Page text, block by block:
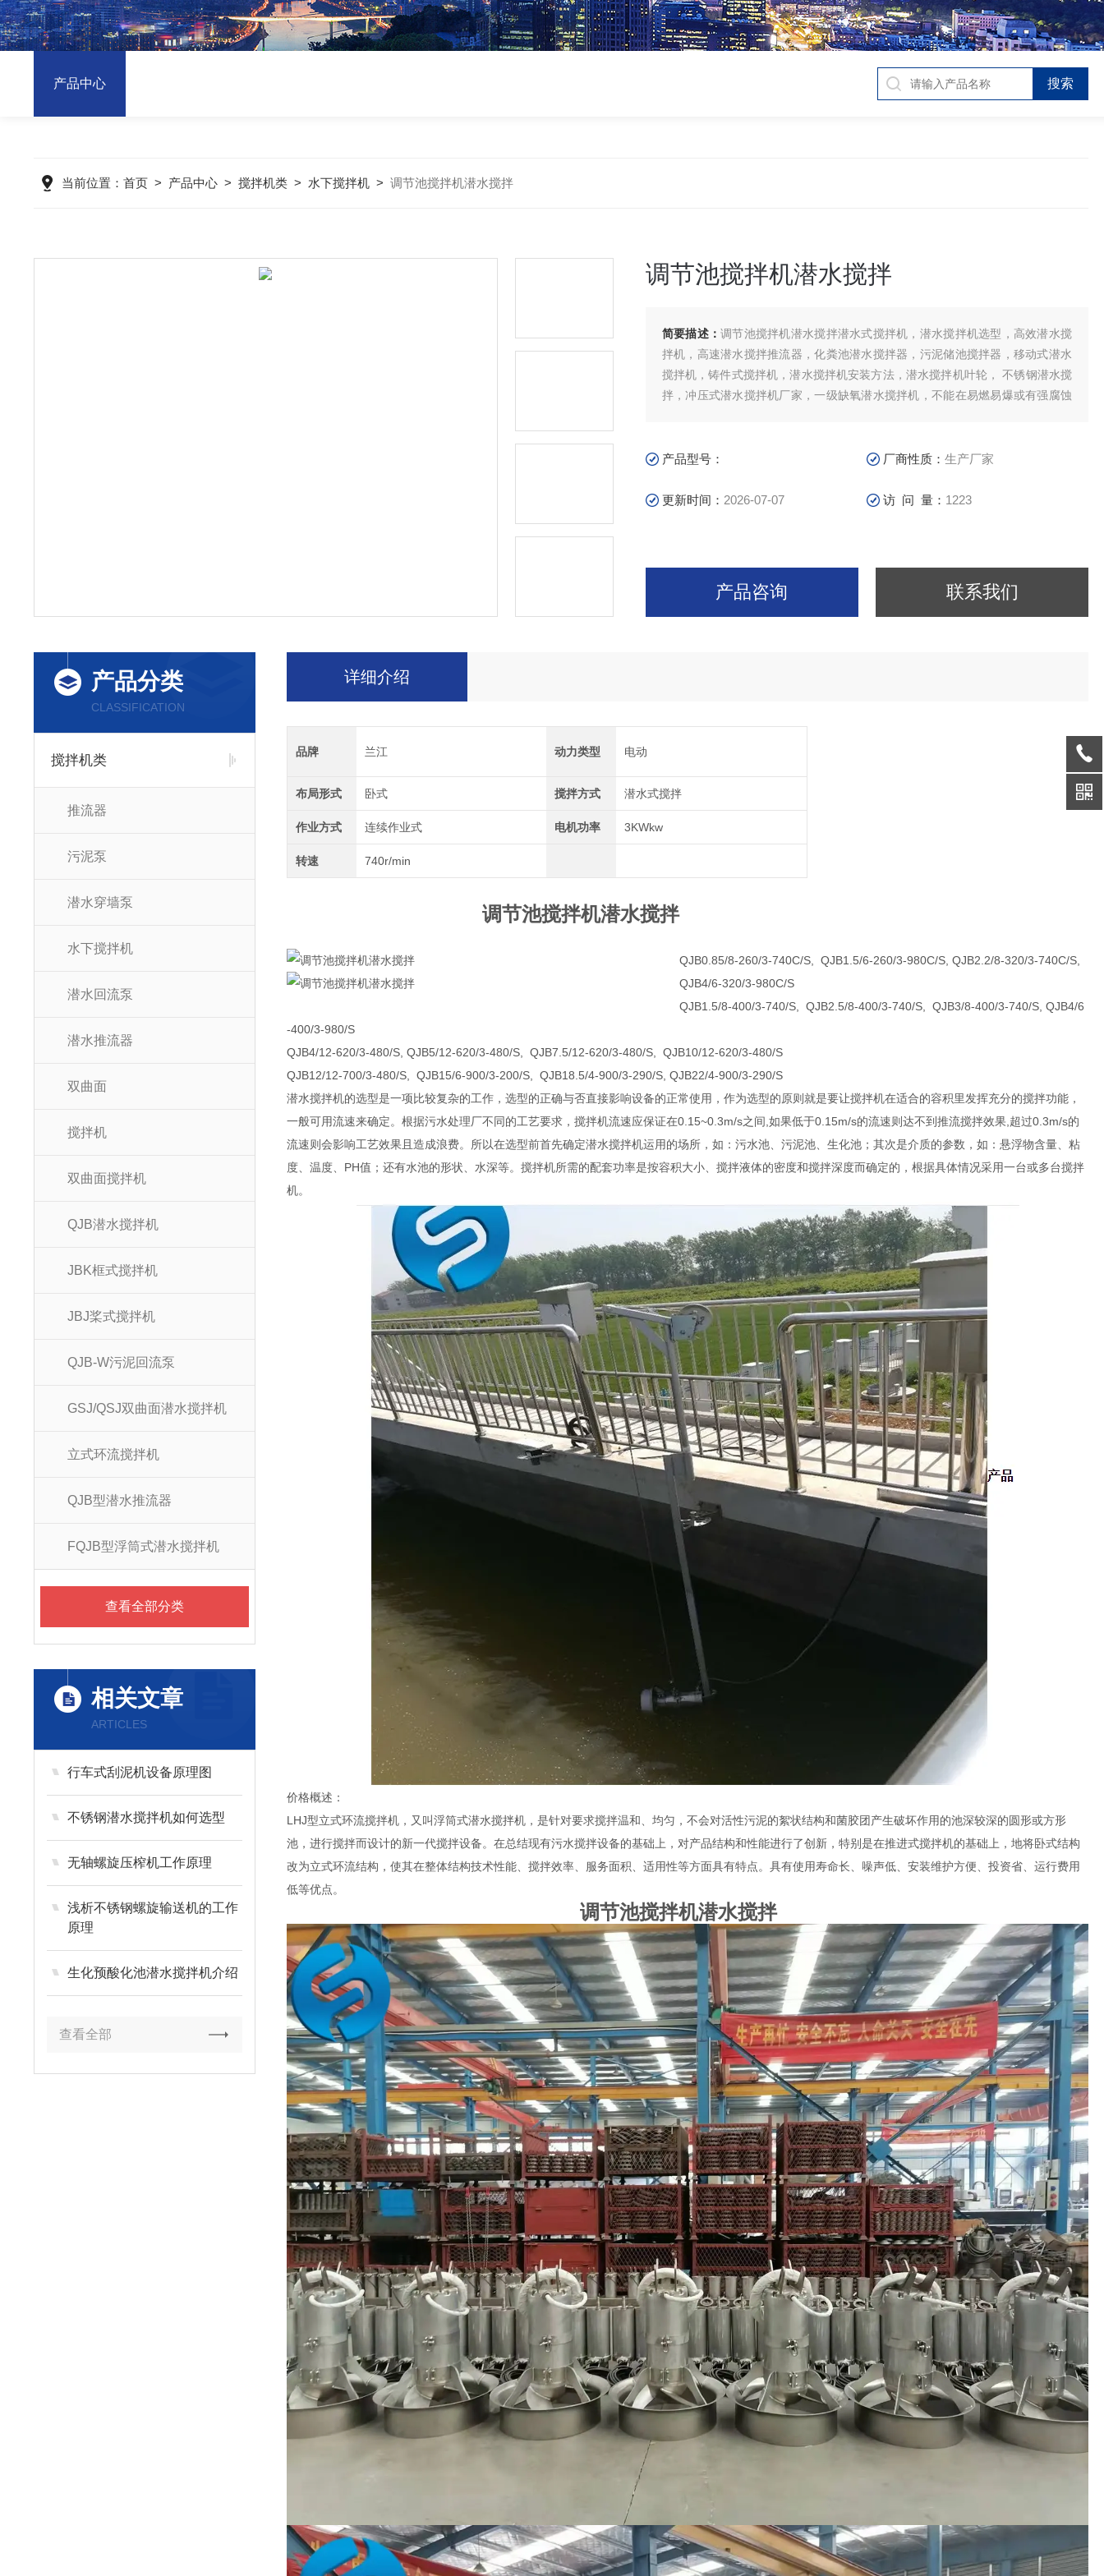
产品中心
当前位置： 首页> 产品中心> 搅拌机类> 水下搅拌机> 调节池搅拌机潜水搅拌
调节池搅拌机潜水搅拌
简要描述：调节池搅拌机潜水搅拌潜水式搅拌机，潜水搅拌机选型，高效潜水搅
拌机，高速潜水搅拌推流器，化粪池潜水搅拌器，污泥储池搅拌器，移动式潜水
搅拌机，铸件式搅拌机，潜水搅拌机安装方法，潜水搅拌机叶轮， 不锈钢潜水搅
拌，冲压式潜水搅拌机厂家，一级缺氧潜水搅拌机，不能在易燃易爆或有强腐蚀
产品型号： 厂商性质：生产厂家
更新时间： 2026-07-07 访 问 量： 1223
产品咨询 联系我们
产品分类
CLASSIFICATION
搅拌机类
推流器
污泥泵
潜水穿墙泵
水下搅拌机
潜水回流泵
潜水推流器
双曲面
搅拌机
双曲面搅拌机
QJB潜水搅拌机
JBK框式搅拌机
JBJ桨式搅拌机
QJB-W污泥回流泵
GSJ/QSJ双曲面潜水搅拌机
立式环流搅拌机
QJB型潜水推流器
FQJB型浮筒式潜水搅拌机
查看全部分类
相关文章
ARTICLES
行车式刮泥机设备原理图
不锈钢潜水搅拌机如何选型
无轴螺旋压榨机工作原理
浅析不锈钢螺旋输送机的工作
原理
生化预酸化池潜水搅拌机介绍
查看全部
详细介绍
品牌 兰江 动力类型 电动
布局形式 卧式 搅拌方式 潜水式搅拌
作业方式 连续作业式 电机功率 3KWkw
转速 740r/min
调节池搅拌机潜水搅拌
QJB0.85/8-260/3-740C/S, QJB1.5/6-260/3-980C/S, QJB2.2/8-320/3-740C/S,
QJB4/6-320/3-980C/S
QJB1.5/8-400/3-740/S, QJB2.5/8-400/3-740/S, QJB3/8-400/3-740/S, QJB4/6
-400/3-980/S
QJB4/12-620/3-480/S, QJB5/12-620/3-480/S, QJB7.5/12-620/3-480/S, QJB10/12-620/3-480/S
QJB12/12-700/3-480/S, QJB15/6-900/3-200/S, QJB18.5/4-900/3-290/S, QJB22/4-900/3-290/S
潜水搅拌机的选型是一项比较复杂的工作，选型的正确与否直接影响设备的正常使用，作为选型的原则就是要让搅拌机在适合的容积里发挥充分的搅拌功能，
一般可用流速来确定。根据污水处理厂不同的工艺要求，搅拌机流速应保证在0.15~0.3m/s之间,如果低于0.15m/s的流速则达不到推流搅拌效果,超过0.3m/s的
流速则会影响工艺效果且造成浪费。所以在选型前首先确定潜水搅拌机运用的场所，如：污水池、污泥池、生化池；其次是介质的参数，如：悬浮物含量、粘
度、温度、PH值；还有水池的形状、水深等。搅拌机所需的配套功率是按容积大小、搅拌液体的密度和搅拌深度而确定的，根据具体情况采用一台或多台搅拌
机。
价格概述：
LHJ型立式环流搅拌机，又叫浮筒式潜水搅拌机，是针对要求搅拌温和、均匀，不会对活性污泥的絮状结构和菌胶团产生破坏作用的池深较深的圆形或方形
池，进行搅拌而设计的新一代搅拌设备。在总结现有污水搅拌设备的基础上，对产品结构和性能进行了创新，特别是在推进式搅拌机的基础上，地将卧式结构
改为立式环流结构，使其在整体结构技术性能、搅拌效率、服务面积、适用性等方面具有特点。具有使用寿命长、噪声低、安装维护方便、投资省、运行费用
低等优点。
调节池搅拌机潜水搅拌